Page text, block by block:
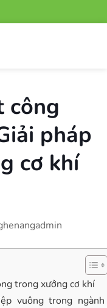
công
pháp
cơ khí
trong xưởng cơ khí
vuông trong ngành